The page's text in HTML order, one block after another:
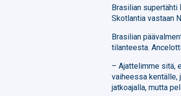
Brasilian supertähti
Skotlantia vastaan
Brasilian
tilanteesta.
– Ajattelimme sitä,
vaiheessa kentälle,
jatkoajalla, mutta